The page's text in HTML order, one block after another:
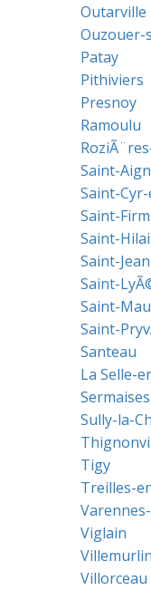
Outarville
Ouzouer-
Patay
Pithiviers
Presnoy
Ramoulu
Saint-
Saint-
Saint-
Saint-
Saint-
Saint-
Saint-
Saint-
Santeau
La Selle-
Sermaises
Sully-la-
Tigy
Treilles-
Viglain
Villemurlin
Villorceau